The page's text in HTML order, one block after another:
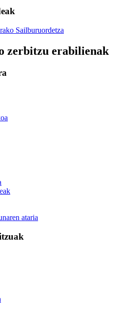
Sailburuordetza
zerbitzu erabilienak
ataria